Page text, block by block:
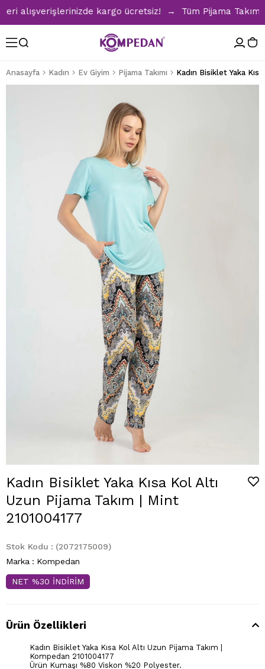
alışverişlerinizde kargo ücretsiz! → Tüm Pijama
Anasayfa Kadın Ev Giyim Pijama Takımı
Kadın Bisiklet Yaka Kısa Kol Altı
Uzun Pijama Takım | Mint
2101004177
Stok Kodu
(2072175009)
Marka : Kompedan
NET %30 İNDİRİM
Ürün Özellikleri
Kadın Bisiklet Yaka Kısa Kol Altı Uzun Pijama Takım |
Kompedan 2101004177
Ürün Kumaşı %80 Viskon %20 Polyester.